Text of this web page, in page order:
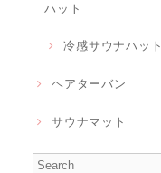
ハット
冷感サウナハット
ヘアターバン
サウナマット